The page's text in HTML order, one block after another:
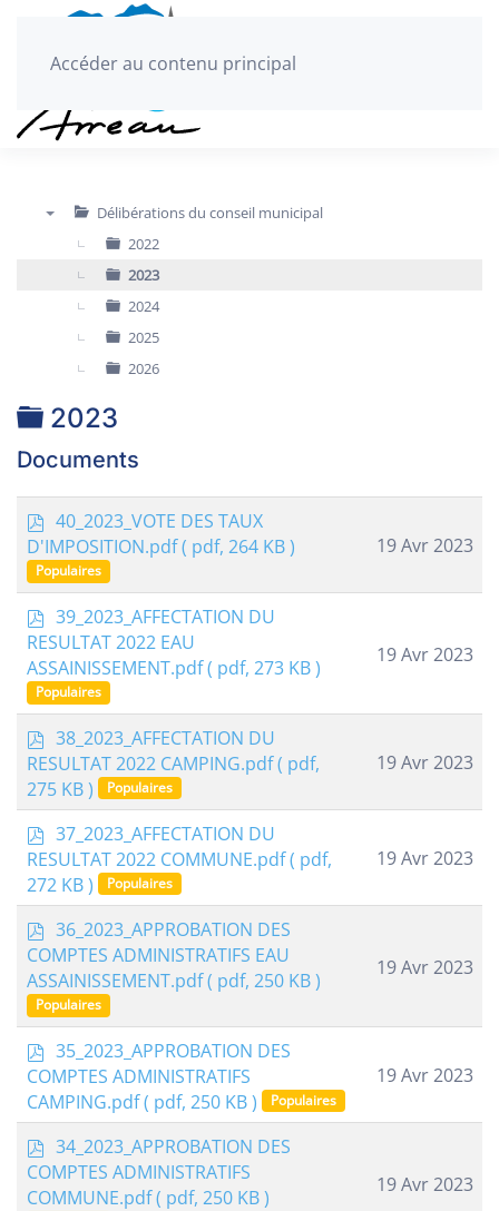
Accéder au contenu principal
Délibérations du conseil municipal
2022
2023
2024
2025
2026
Dossier
2023
Documents
p
d
f
40_2023_VOTE DES TAUX
D'IMPOSITION.pdf( pdf, 264 KB )
Populaires
19 Avr 2023
p
d
f
39_2023_AFFECTATION DU
RESULTAT 2022 EAU
ASSAINISSEMENT.pdf( pdf, 273 KB )
Populaires
19 Avr 2023
p
d
f
38_2023_AFFECTATION DU
RESULTAT 2022 CAMPING.pdf( pdf,
275 KB )
Populaires
19 Avr 2023
p
d
f
37_2023_AFFECTATION DU
RESULTAT 2022 COMMUNE.pdf( pdf,
272 KB )
Populaires
19 Avr 2023
p
d
f
36_2023_APPROBATION DES
COMPTES ADMINISTRATIFS EAU
ASSAINISSEMENT.pdf( pdf, 250 KB )
Populaires
19 Avr 2023
p
d
f
35_2023_APPROBATION DES
COMPTES ADMINISTRATIFS
CAMPING.pdf( pdf, 250 KB ) Populaires
19 Avr 2023
p
d
f
34_2023_APPROBATION DES
COMPTES ADMINISTRATIFS
COMMUNE.pdf( pdf, 250 KB )
19 Avr 2023